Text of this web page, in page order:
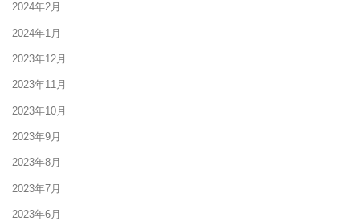
2024年2月
2024年1月
2023年12月
2023年11月
2023年10月
2023年9月
2023年8月
2023年7月
2023年6月